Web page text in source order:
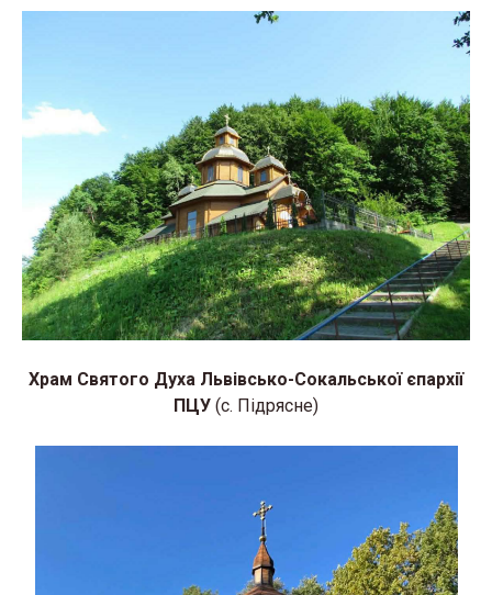
Храм Святого Духа Львівсько-Сокальської єпархії
ПЦУ (с. Підрясне)